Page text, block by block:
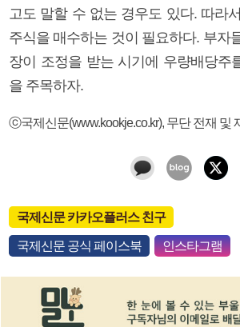
고도 말할 수 없는 경우도 있다. 따라
주식을 매수하는 것이 필요하다. 부자
장이 조정을 받는 시기에 우량배당주
을 주목하자.
ⓒ국제신문(www.kookje.co.kr), 무단 전재 및
국제신문 카카오플러스 친구
국제신문 공식 페이스북 인스타그램